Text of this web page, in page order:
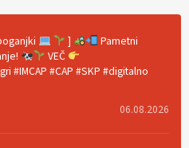
]
Pametni
VEČ
#IMCAP #CAP #SKP #digitalno
06.08.2026